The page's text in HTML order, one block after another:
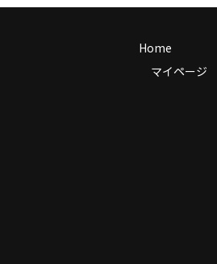
Home
マイページ